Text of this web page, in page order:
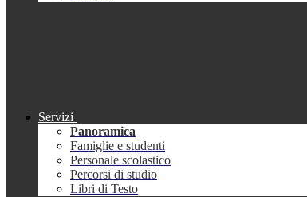
Servizi
Panoramica
Famiglie e studenti
Personale scolastico
Percorsi di studio
Libri di Testo